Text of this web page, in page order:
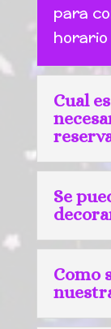
para
Cual
Se
Como